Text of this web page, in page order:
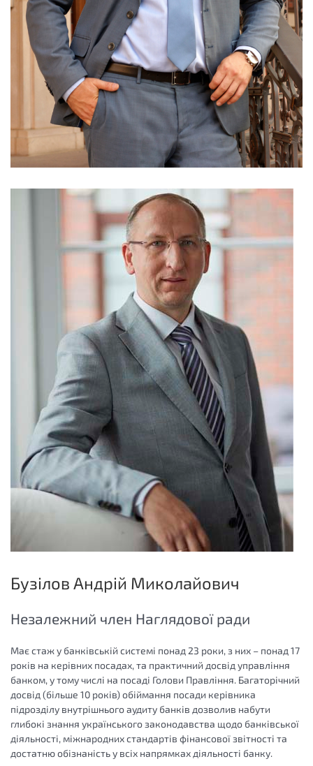
Бузілов Андрій Миколайович
Незалежний член Наглядової ради
Має стаж у банківській системі понад 23 роки, з них – понад 17
років на керівних посадах, та практичний досвід управління
банком, у тому числі на посаді Голови Правління. Багаторічний
досвід (більше 10 років) обіймання посади керівника
підрозділу внутрішнього аудиту банків дозволив набути
глибокі знання українського законодавства щодо банківської
діяльності, міжнародних стандартів фінансової звітності та
достатню обізнаність у всіх напрямках діяльності банку.